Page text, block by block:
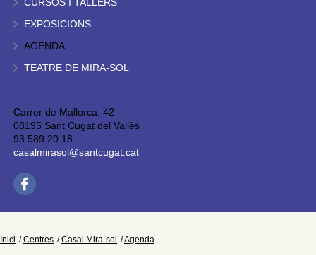
CURSOS I TALLERS
EXPOSICIONS
AGENDA
TEATRE DE MIRA-SOL
Carrer de Mallorca, 42
08195 Sant Cugat del Vallès
93 589 20 18
casalmirasol@santcugat.cat
Inici Centres Casal Mira-sol Agenda